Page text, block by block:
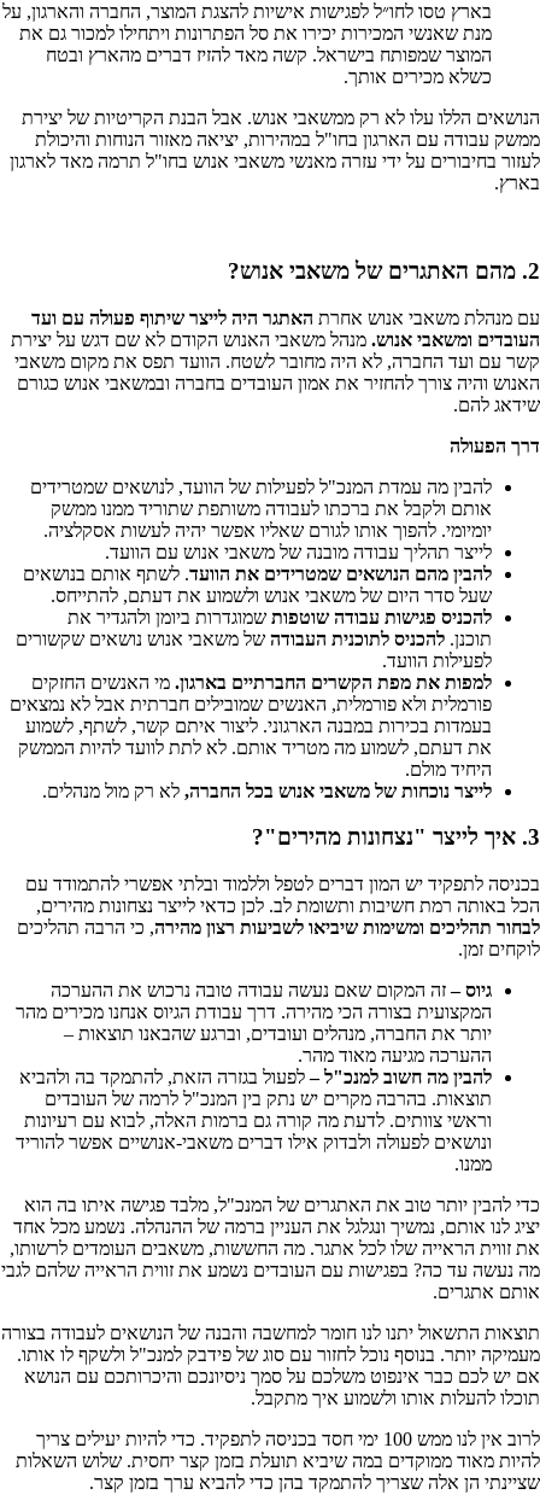
בארץ טסו לחו״ל לפגישות אישיות להצגת המוצר, החברה והארגון, על
מנת שאנשי המכירות יכירו את סל הפתרונות ויתחילו למכור גם את
המוצר שמפותח בישראל. קשה מאד להזיז דברים מהארץ ובטח
כשלא מכירים אותך.
הנושאים הללו עלו לא רק ממשאבי אנוש. אבל הבנת הקריטיות של יצירת
ממשק עבודה עם הארגון בחו"ל במהירות, יציאה מאזור הנוחות והיכולת
לעזור בחיבורים על ידי עזרה מאנשי משאבי אנוש בחו"ל תרמה מאד לארגון
בארץ.
2. מהם האתגרים של משאבי אנוש?
עם מנהלת משאבי אנוש אחרת האתגר היה לייצר שיתוף פעולה עם ועד
העובדים ומשאבי אנוש. מנהל משאבי האנוש הקודם לא שם דגש על יצירת
קשר עם ועד החברה, לא היה מחובר לשטח. הוועד תפס את מקום משאבי
האנוש והיה צורך להחזיר את אמון העובדים בחברה ובמשאבי אנוש כגורם
שידאג להם.
דרך הפעולה
להבין מה עמדת המנכ"ל לפעילות של הוועד, לנושאים שמטרידים
אותם ולקבל את ברכתו לעבודה משותפת שתוריד ממנו ממשק
יומיומי. להפוך אותו לגורם שאליו אפשר יהיה לעשות אסקלציה.
לייצר תהליך עבודה מובנה של משאבי אנוש עם הוועד.
להבין מהם הנושאים שמטרידים את הוועד. לשתף אותם בנושאים
שעל סדר היום של משאבי אנוש ולשמוע את דעתם, להתייחס.
להכניס פגישות עבודה שוטפות שמוגדרות ביומן ולהגדיר את
תוכנן. להכניס לתוכנית העבודה של משאבי אנוש נושאים שקשורים
לפעילות הוועד.
למפות את מפת הקשרים החברתיים בארגון. מי האנשים החזקים
פורמלית ולא פורמלית, האנשים שמובילים חברתית אבל לא נמצאים
בעמדות בכירות במבנה הארגוני. ליצור איתם קשר, לשתף, לשמוע
את דעתם, לשמוע מה מטריד אותם. לא לתת לוועד להיות הממשק
היחיד מולם.
לייצר נוכחות של משאבי אנוש בכל החברה, לא רק מול מנהלים.
3. איך לייצר "נצחונות מהירים"?
בכניסה לתפקיד יש המון דברים לטפל וללמוד ובלתי אפשרי להתמודד עם
הכל באותה רמת חשיבות ותשומת לב. לכן כדאי לייצר נצחונות מהירים,
לבחור תהליכים ומשימות שיביאו לשביעות רצון מהירה, כי הרבה תהליכים
לוקחים זמן.
גיוס –זה המקום שאם נעשה עבודה טובה נרכוש את ההערכה
המקצועית בצורה הכי מהירה. דרך עבודת הגיוס אנחנו מכירים מהר
יותר את החברה, מנהלים ועובדים, וברגע שהבאנו תוצאות –
ההערכה מגיעה מאוד מהר.
להבין מה חשוב למנכ"ל –לפעול בגזרה הזאת, להתמקד בה ולהביא
תוצאות. בהרבה מקרים יש נתק בין המנכ"ל לרמה של העובדים
וראשי צוותים. לדעת מה קורה גם ברמות האלה, לבוא עם רעיונות
ונושאים לפעולה ולבדוק אילו דברים משאבי-אנושיים אפשר להוריד
ממנו.
כדי להבין יותר טוב את האתגרים של המנכ"ל, מלבד פגישה איתו בה הוא
יציג לנו אותם, נמשיך ונגלגל את העניין ברמה של ההנהלה. נשמע מכל אחד
את זווית הראייה שלו לכל אתגר. מה החששות, משאבים העומדים לרשותו,
מה נעשה עד כה? בפגישות עם העובדים נשמע את זווית הראייה שלהם לגבי
אותם אתגרים.
תוצאות התשאול יתנו לנו חומר למחשבה והבנה של הנושאים לעבודה בצורה
מעמיקה יותר. בנוסף נוכל לחזור עם סוג של פידבק למנכ"ל ולשקף לו אותו.
אם יש לכם כבר אינפוט משלכם על סמך ניסיונכם והיכרותכם עם הנושא
תוכלו להעלות אותו ולשמוע איך מתקבל.
לרוב אין לנו ממש 100 ימי חסד בכניסה לתפקיד. כדי להיות יעילים צריך
להיות מאוד ממוקדים במה שיביא תועלת בזמן קצר יחסית. שלוש השאלות
שציינתי הן אלה שצריך להתמקד בהן כדי להביא ערך בזמן קצר.